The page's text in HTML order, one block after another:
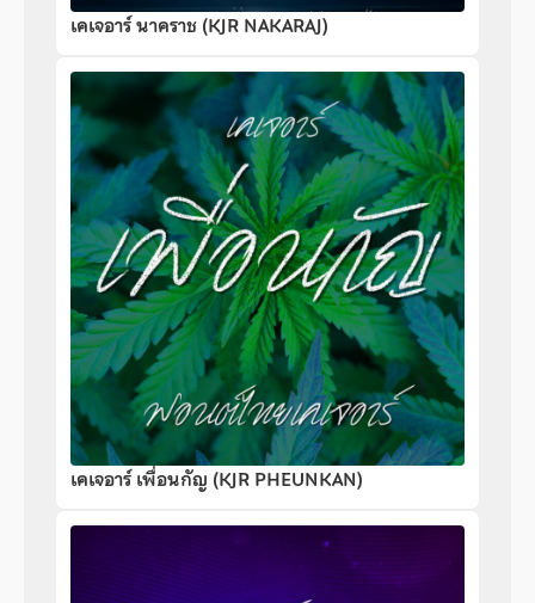
เคเจอาร์ นาคราช (KJR NAKARAJ)
เคเจอาร์ เพื่อนกัญ (KJR PHEUNKAN)